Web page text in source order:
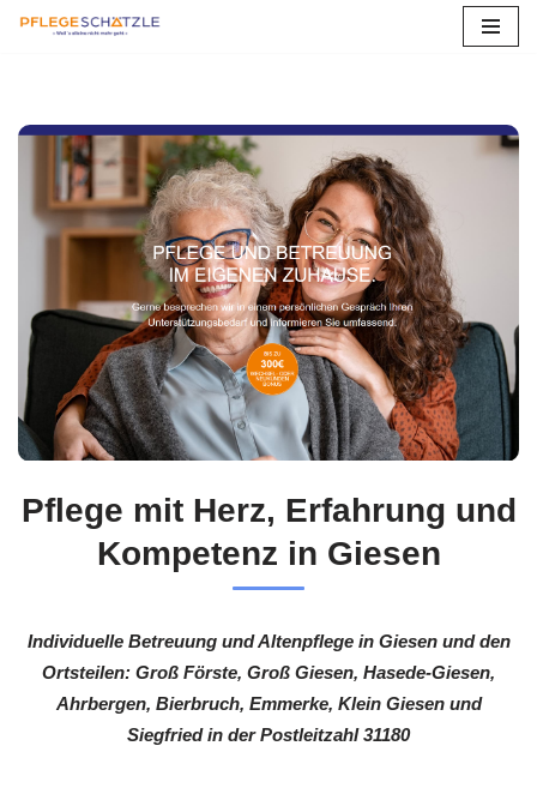
springen
Pflege mit Herz, Erfahrung und
Kompetenz in Giesen
Individuelle Betreuung und Altenpflege in Giesen und den
Ortsteilen: Groß Förste, Groß Giesen, Hasede-Giesen,
Ahrbergen, Bierbruch, Emmerke, Klein Giesen und
Siegfried in der Postleitzahl 31180